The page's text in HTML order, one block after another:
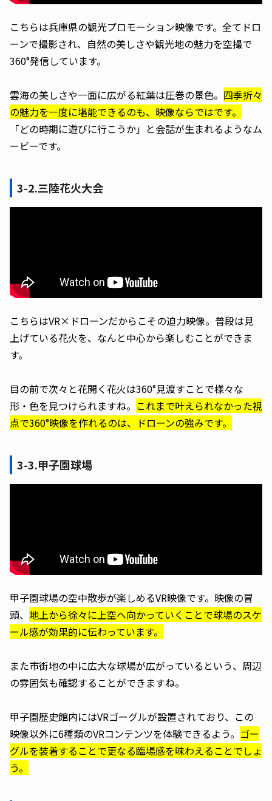
こちらは兵庫県の観光プロモーション映像です。全てドロ
ーンで撮影され、自然の美しさや観光地の魅力を空撮で
360°発信しています。
雲海の美しさや一面に広がる紅葉は圧巻の景色。 四季折々
の魅力を一度に堪能できるのも、映像ならではです。
「どの時期に遊びに行こうか」と会話が生まれるようなム
ービーです。
3-2.三陸花火大会
こちらはVR×ドローンだからこその迫力映像。普段は見
上げている花火を、なんと中心から楽しむことができま
す。
目の前で次々と花開く花火は360°見渡すことで様々な
形・色を見つけられますね。 これまで叶えられなかった視
点で360°映像を作れるのは、ドローンの強みです。
3-3.甲子園球場
甲子園球場の空中散歩が楽しめるVR映像です。映像の冒
頭、 地上から徐々に上空へ向かっていくことで球場のスケ
ール感が効果的に伝わっています。
また市街地の中に広大な球場が広がっているという、周辺
の雰囲気も確認することができますね。
甲子園歴史館内にはVRゴーグルが設置されており、この
映像以外に6種類のVRコンテンツを体験できるよう。 ゴー
グルを装着することで更なる臨場感を味わえることでしょ
う。